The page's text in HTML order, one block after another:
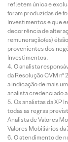
refletem única e
foram produzidas de
Investimentos e que
decorrência de
remuneração(es)
provenientes dos
Investimentos.
O analista
da Resolução CVM
a indicação de mais
analista credenciado
Os analistas da XP
todas as regras
Analista de Valores
Valores Mobiliários
O atendimento de